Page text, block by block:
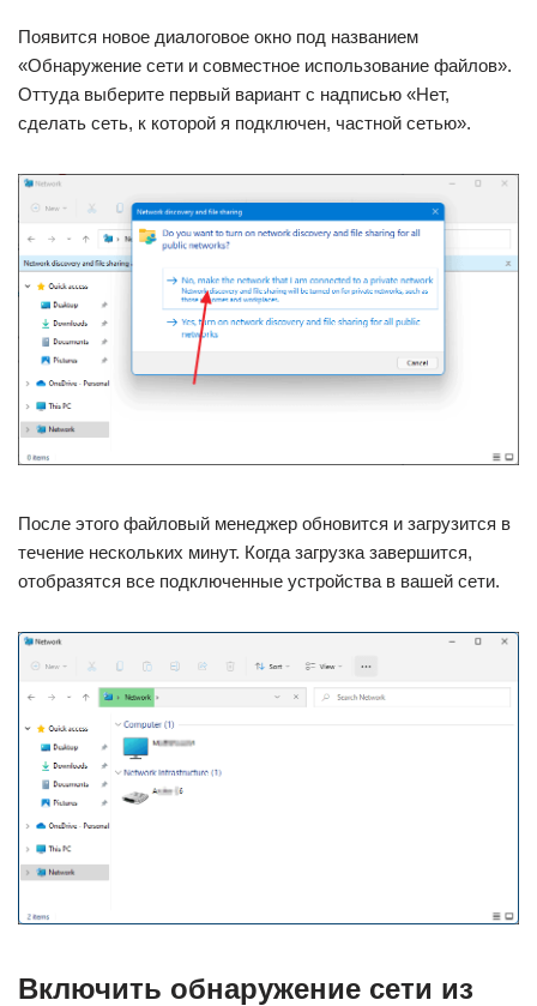
Появится новое диалоговое окно под названием
«Обнаружение сети и совместное использование файлов».
Оттуда выберите первый вариант с надписью «Нет,
сделать сеть, к которой я подключен, частной сетью».
После этого файловый менеджер обновится и загрузится в
течение нескольких минут. Когда загрузка завершится,
отобразятся все подключенные устройства в вашей сети.
Включить обнаружение сети из